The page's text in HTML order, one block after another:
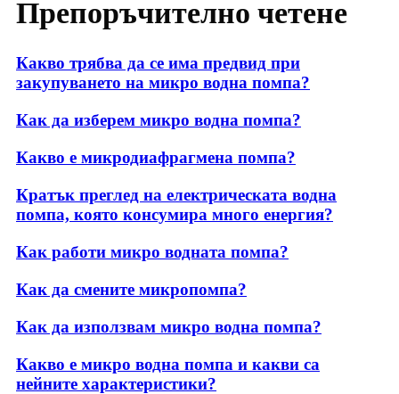
Препоръчително четене
Какво трябва да се има предвид при
закупуването на микро водна помпа?
Как да изберем микро водна помпа?
Какво е микродиафрагмена помпа?
Кратък преглед на електрическата водна
помпа, която консумира много енергия?
Как работи микро водната помпа?
Как да смените микропомпа?
Как да използвам микро водна помпа?
Какво е микро водна помпа и какви са
нейните характеристики?